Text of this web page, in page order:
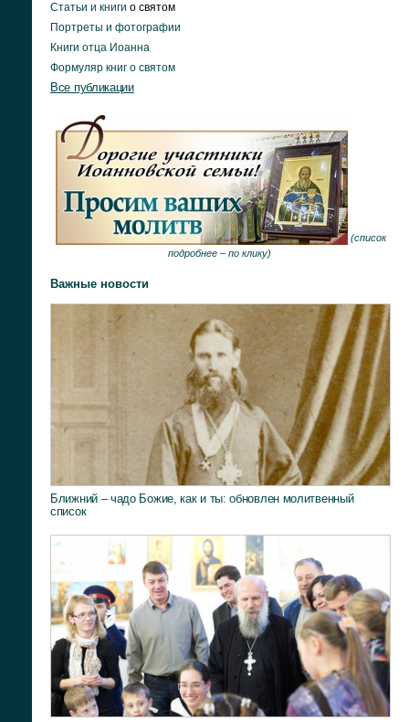
Статьи и книги о святом
Портреты и фотографии
Книги отца Иоанна
Формуляр книг о святом
Все публикации
(список
подробнее – по клику)
Важные новости
Ближний – чадо Божие, как и ты: обновлен молитвенный
список